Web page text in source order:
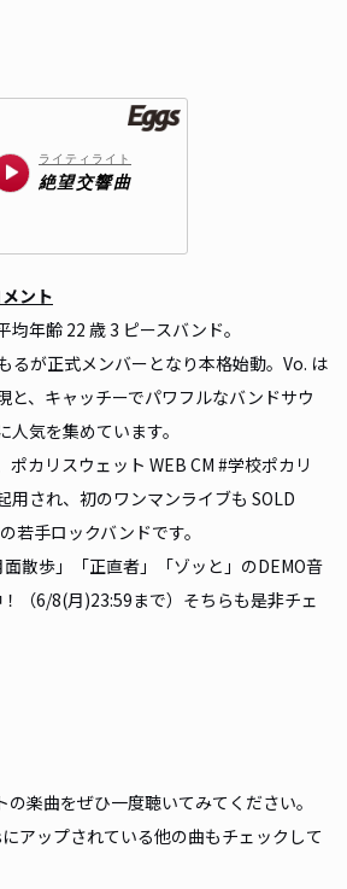
ント
年齢 22 歳 3 ピースバンド。
るが正式メンバーとなり本格始動。Vo. は
と、キャッチーでパワフルなバンドサウ
気を集めています。
ポカリスウェット WEB CM #学校ポカリ
用され、初のワンマンライブも SOLD
若手ロックバンドです。
散歩」「正直者」「ゾッと」のDEMO音
（6/8(月)23:59まで）そちらも是非チェ
の楽曲をぜひ一度聴いてみてください。
アップされている他の曲もチェックして